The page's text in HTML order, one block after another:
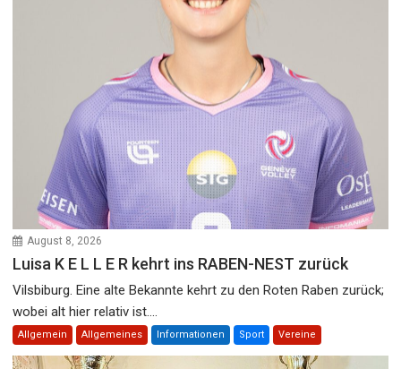
August 8, 2026
Luisa K E L L E R kehrt ins RABEN-NEST zurück
Vilsbiburg. Eine alte Bekannte kehrt zu den Roten Raben zurück;
wobei alt hier relativ ist....
Allgemein Allgemeines Informationen Sport Vereine